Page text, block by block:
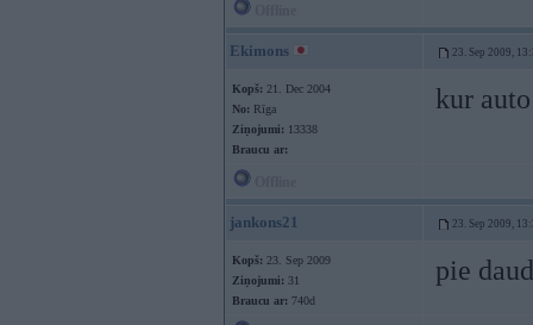
Ekimons 23. Sep 2009,
Kopš: 21. Dec 2004
No: Rīga
Ziņojumi: 13338
Braucu ar:
kur
jankons21 23. Sep 2009,
Kopš: 23. Sep 2009
Ziņojumi: 31
Braucu ar: 740d
pie